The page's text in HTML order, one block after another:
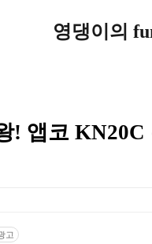
영댕이의
! 앱코
고